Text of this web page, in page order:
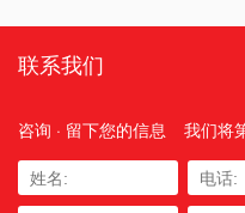
联系我们
咨询 · 留下您的信息 我们将